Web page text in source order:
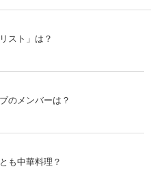
スト」は？
のメンバーは？
も中華料理？